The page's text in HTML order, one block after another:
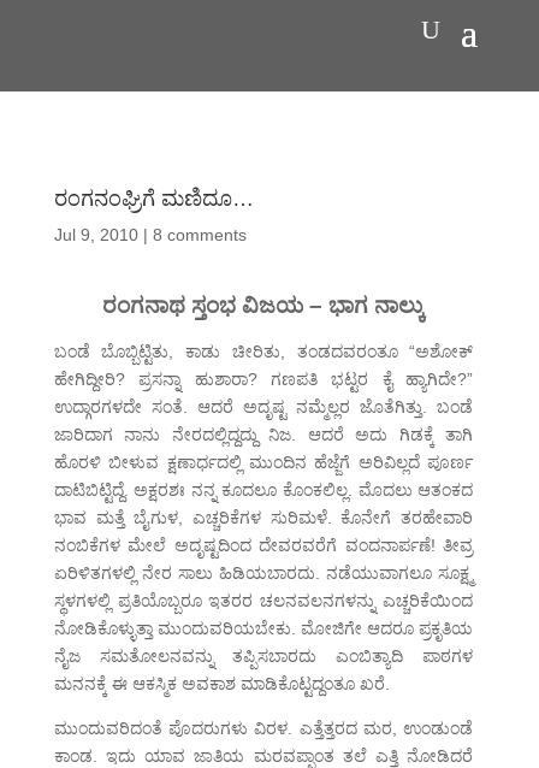
ರಂಗನಂಘ್ರಿಗೆ ಮಣಿದೂ…
Jul 9, 2010| 8 comments
ರಂಗನಾಥ ಸ್ತಂಭ ವಿಜಯ – ಭಾಗ ನಾಲ್ಕು
ಬಂಡೆ ಬೊಬ್ಬಿಟ್ಟಿತು, ಕಾಡು ಚೀರಿತು, ತಂಡದವರಂತೂ “ಅಶೋಕ್
ಹೇಗಿದ್ದೀರಿ? ಪ್ರಸನ್ನಾ ಹುಶಾರಾ? ಗಣಪತಿ ಭಟ್ಟರ ಕೈ ಹ್ಯಾಗಿದೇ?”
ಉದ್ಗಾರಗಳದೇ ಸಂತೆ. ಆದರೆ ಅದೃಷ್ಟ ನಮ್ಮೆಲ್ಲರ ಜೊತೆಗಿತ್ತು. ಬಂಡೆ
ಜಾರಿದಾಗ ನಾನು ನೇರದಲ್ಲಿದ್ದದ್ದು ನಿಜ. ಆದರೆ ಅದು ಗಿಡಕ್ಕೆ ತಾಗಿ
ಹೊರಳಿ ಬೀಳುವ ಕ್ಷಣಾರ್ಧದಲ್ಲಿ ಮುಂದಿನ ಹೆಜ್ಜೆಗೆ ಅರಿವಿಲ್ಲದೆ ಪೂರ್ಣ
ದಾಟಿಬಿಟ್ಟಿದ್ದೆ. ಅಕ್ಷರಶಃ ನನ್ನ ಕೂದಲೂ ಕೊಂಕಲಿಲ್ಲ. ಮೊದಲು ಆತಂಕದ
ಭಾವ ಮತ್ತೆ ಬೈಗುಳ, ಎಚ್ಚರಿಕೆಗಳ ಸುರಿಮಳೆ. ಕೊನೇಗೆ ತರಹೇವಾರಿ
ನಂಬಿಕೆಗಳ ಮೇಲೆ ಅದೃಷ್ಟದಿಂದ ದೇವರವರೆಗೆ ವಂದನಾರ್ಪಣೆ! ತೀವ್ರ
ಏರಿಳಿತಗಳಲ್ಲಿ ನೇರ ಸಾಲು ಹಿಡಿಯಬಾರದು. ನಡೆಯುವಾಗಲೂ ಸೂಕ್ಷ್ಮ
ಸ್ಥಳಗಳಲ್ಲಿ ಪ್ರತಿಯೊಬ್ಬರೂ ಇತರರ ಚಲನವಲನಗಳನ್ನು ಎಚ್ಚರಿಕೆಯಿಂದ
ನೋಡಿಕೊಳ್ಳುತ್ತಾ ಮುಂದುವರಿಯಬೇಕು. ಮೋಜಿಗೇ ಆದರೂ ಪ್ರಕೃತಿಯ
ನೈಜ ಸಮತೋಲನವನ್ನು ತಪ್ಪಿಸಬಾರದು ಎಂಬಿತ್ಯಾದಿ ಪಾಠಗಳ
ಮನನಕ್ಕೆ ಈ ಆಕಸ್ಮಿಕ ಅವಕಾಶ ಮಾಡಿಕೊಟ್ಟದ್ದಂತೂ ಖರೆ.
ಮುಂದುವರಿದಂತೆ ಪೊದರುಗಳು ವಿರಳ. ಎತ್ತೆತ್ತರದ ಮರ, ಉಂಡುಂಡೆ
ಕಾಂಡ. ಇದು ಯಾವ ಜಾತಿಯ ಮರವಪ್ಪಾಂತ ತಲೆ ಎತ್ತಿ ನೋಡಿದರೆ